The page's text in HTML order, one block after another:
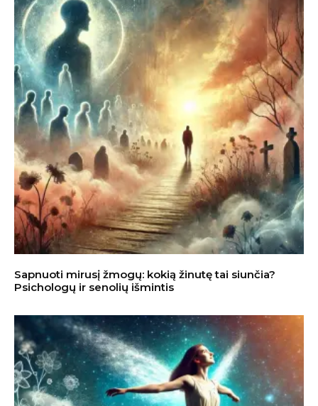
Sapnuoti mirusį žmogų: kokią žinutę tai siunčia?
Psichologų ir senolių išmintis